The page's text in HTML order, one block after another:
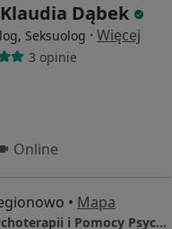
Dąbek
Seksuolog · Więcej
3 opinie
Online
• Mapa
Happy Life - Centrum Psychoterapii i Pomocy Psychologicznej